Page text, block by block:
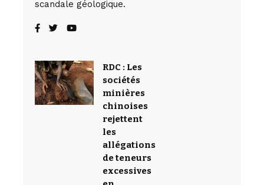
scandale géologique.
RDC : Les
sociétés
minières
chinoises
rejettent
les
allégations
de teneurs
excessives